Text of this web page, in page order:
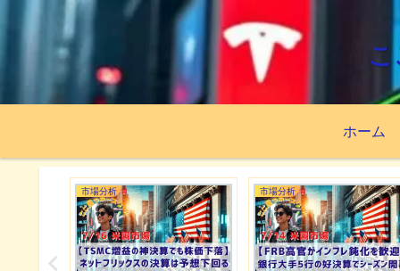
ホーム
市場分析 市場分析